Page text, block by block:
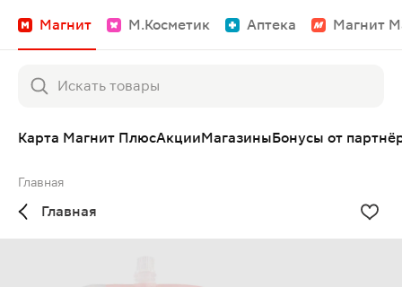
Магнит М.Косметик Аптека Магнит
Карта Магнит ПлюсАкцииМагазиныБонусы от
Главная
Главная